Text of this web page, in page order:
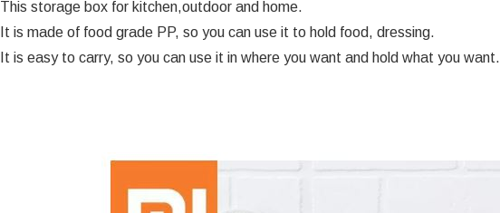
This storage box for kitchen,outdoor and home.
It is made of food grade PP, so you can use it to hold food, dressing.
It is easy to carry, so you can use it in where you want and hold what you want.